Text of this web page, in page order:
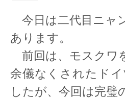
今日は二代目ニャ
あります。
前回は、モスクワ
余儀なくされたド
したが、今回は完璧